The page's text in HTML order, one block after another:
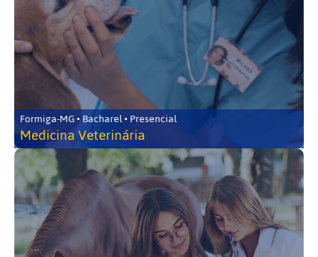
Formiga-MG • Bacharel • Presencial
Medicina Veterinária